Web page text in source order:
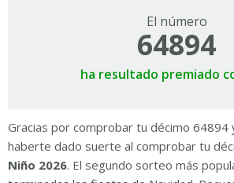
El número
64894
ha resultado premiado
Gracias por comprobar tu décimo 64894
haberte dado suerte al comprobar tu
Niño 2026. El segundo sorteo más